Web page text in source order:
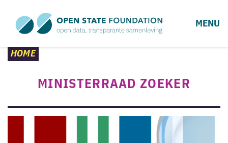
MENU
HOME
MINISTERRAAD ZOEKER